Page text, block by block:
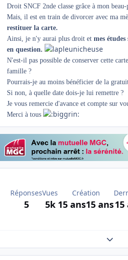
Droit SNCF 2nde classe grâce à mon
Mais, il est en train de divorcer avec ma
restituer la carte.
Ainsi, je n'y aurai plus droit et mes
en question.
N'est-il pas possible de conserver cette
famille ?
Pourrais-je au moins bénéficier de la
Si non, à quelle date dois-je lui remettre ?
Je vous remercie d'avance et compte sur
Merci à tous
Réponses
5
Vues
5k
Création
15 ans15 ans15